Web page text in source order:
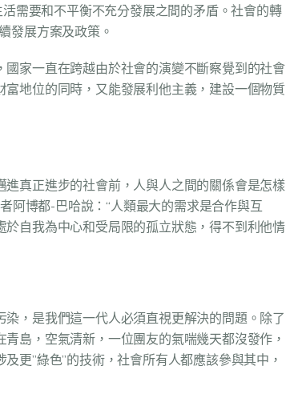
需要和不平衡不充分發展之間的矛盾。社會的轉
發展方案及政策。
家一直在跨越由於社會的演變不斷察覺到的社會
地位的同時，又能發展利他主義，建設一個物質
真正進步的社會前，人與人之間的關係會是怎樣
阿博都-巴哈說：“人類最大的需求是合作與互
自我為中心和受局限的孤立狀態，得不到利他情
，是我們這一代人必須直視更解決的問題。除了
島，空氣清新，一位團友的氣喘幾天都沒發作，
更”綠色”的技術，社會所有人都應該參與其中，